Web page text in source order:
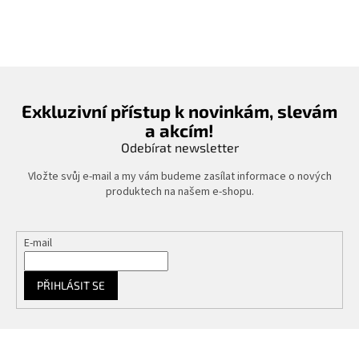
Exkluzivní přístup k novinkám, slevám
a akcím!
Odebírat newsletter
Vložte svůj e-mail a my vám budeme zasílat informace o nových
produktech na našem e-shopu.
E-mail
PŘIHLÁSIT SE